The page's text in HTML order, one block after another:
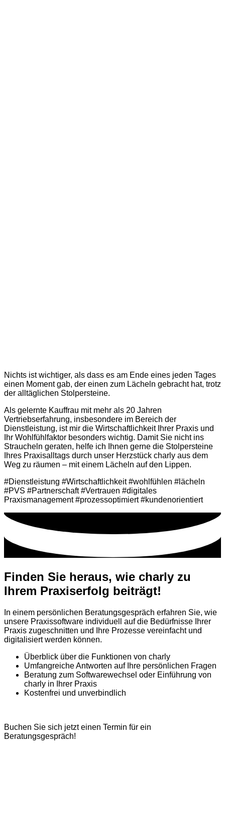
Nichts ist wichtiger, als dass es am Ende eines jeden Tages
einen Moment gab, der einen zum Lächeln gebracht hat, trotz
der alltäglichen Stolpersteine.
Als gelernte Kauffrau mit mehr als 20 Jahren
Vertriebserfahrung, insbesondere im Bereich der
Dienstleistung, ist mir die Wirtschaftlichkeit Ihrer Praxis und
Ihr Wohlfühlfaktor besonders wichtig. Damit Sie nicht ins
Straucheln geraten, helfe ich Ihnen gerne die Stolpersteine
Ihres Praxisalltags durch unser Herzstück charly aus dem
Weg zu räumen – mit einem Lächeln auf den Lippen.
#Dienstleistung #Wirtschaftlichkeit #wohlfühlen #lächeln
#PVS #Partnerschaft #Vertrauen #digitales
Praxismanagement #prozessoptimiert #kundenorientiert
Finden Sie heraus, wie charly zu
Ihrem Praxiserfolg beiträgt!
In einem persönlichen Beratungsgespräch erfahren Sie, wie
unsere Praxissoftware individuell auf die Bedürfnisse Ihrer
Praxis zugeschnitten und Ihre Prozesse vereinfacht und
digitalisiert werden können.
Überblick über die Funktionen von charly
Umfangreiche Antworten auf Ihre persönlichen Fragen
Beratung zum Softwarewechsel oder Einführung von
charly in Ihrer Praxis
Kostenfrei und unverbindlich
Buchen Sie sich jetzt einen Termin für ein
Beratungsgespräch!